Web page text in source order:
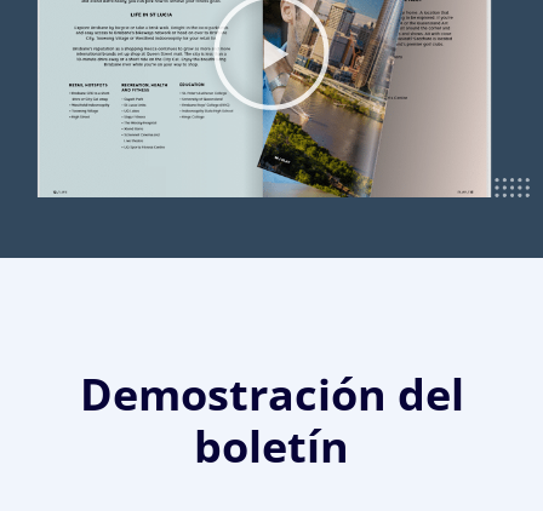
Demostración del
boletín